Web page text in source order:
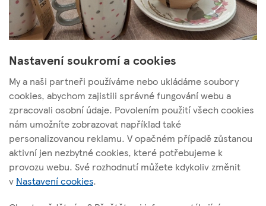
Tesco Stores ČR, a. s.
Vršovická 1527/68b; 100 00 Praha 10
O těchto stránkách
Nastavení soukromí a cookies
My a naši partneři používáme nebo ukládáme soubory
cookies, abychom zajistili správné fungování webu a
zpracovali osobní údaje. Povolením použití všech cookies
nám umožníte zobrazovat například také
personalizovanou reklamu. V opačném případě zůstanou
aktivní jen nezbytné cookies, které potřebujeme k
provozu webu. Své rozhodnutí můžete kdykoliv změnit
v Nastavení cookies.